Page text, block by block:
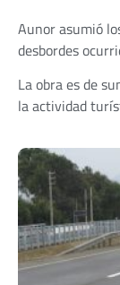
Aunor asumió
desbordes
La obra es de
la actividad